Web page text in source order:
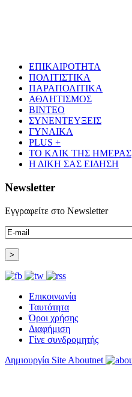
ΕΠΙΚΑΙΡΟΤΗΤΑ
ΠΟΛΙΤΙΣΤΙΚΑ
ΠΑΡΑΠΟΛΙΤΙΚΑ
ΑΘΛΗΤΙΣΜΟΣ
ΒΙΝΤΕΟ
ΣΥΝΕΝΤΕΥΞΕΙΣ
ΓΥΝΑΙΚΑ
PLUS +
ΤΟ ΚΛΙΚ ΤΗΣ ΗΜΕΡΑΣ
Η ΔΙΚΗ ΣΑΣ ΕΙΔΗΣΗ
Newsletter
Εγγραφείτε στο Newsletter
Επικοινωνία
Ταυτότητα
Όροι χρήσης
Διαφήμιση
Γίνε συνδρομητής
Δημιουργία Site Aboutnet